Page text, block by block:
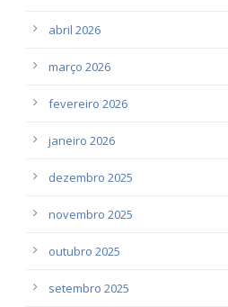
abril 2026
março 2026
fevereiro 2026
janeiro 2026
dezembro 2025
novembro 2025
outubro 2025
setembro 2025